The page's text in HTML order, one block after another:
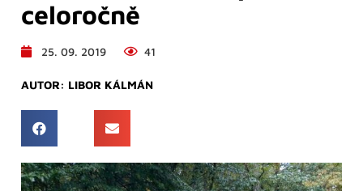
celoročně
25. 09. 2019 41
AUTOR: LIBOR KÁLMÁN